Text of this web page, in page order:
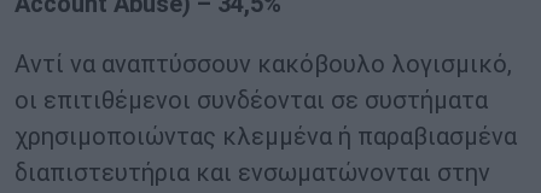
Αντί να αναπτύσσουν κακόβουλο λογισμικό,
οι επιτιθέμενοι συνδέονται σε συστήματα
χρησιμοποιώντας κλεμμένα ή παραβιασμένα
διαπιστευτήρια και ενσωματώνονται στην